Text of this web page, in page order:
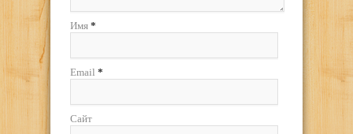
Имя *
Email *
Сайт